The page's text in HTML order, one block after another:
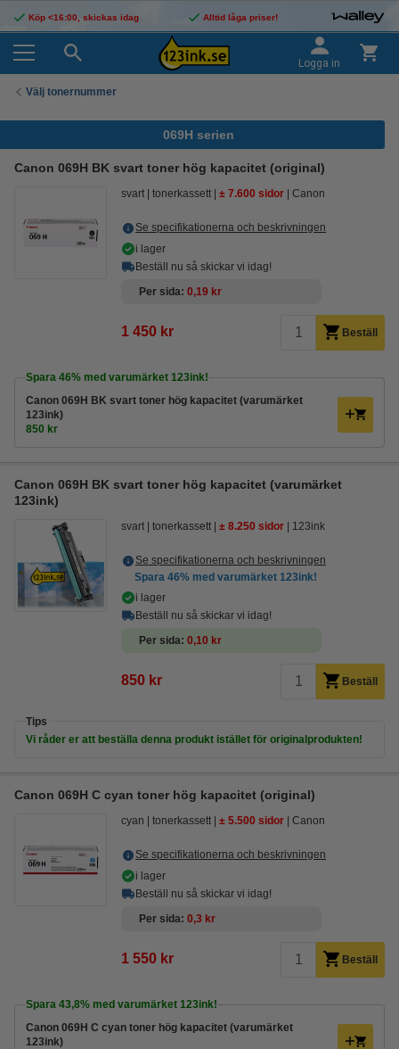
Köp <16:00, skickas idag Alltid låga priser!
Logga in
Välj tonernummer
069H serien
Canon 069H BK svart toner hög kapacitet (original)
svart tonerkassett ± 7.600 sidor Canon
Se specifikationerna och beskrivningen
i lager
Beställ nu så skickar vi idag!
Per sida 0,19 kr
1 450 kr Beställ
Spara 46% med varumärket 123ink!
Canon 069H BK svart toner hög kapacitet (varumärket
123ink)
850 kr
Canon 069H BK svart toner hög kapacitet (varumärket
123ink)
svart tonerkassett ± 8.250 sidor 123ink
Se specifikationerna och beskrivningen
Spara 46% med varumärket 123ink!
i lager
Beställ nu så skickar vi idag!
Per sida 0,10 kr
850 kr Beställ
Tips
Vi råder er att beställa denna produkt istället för originalprodukten!
Canon 069H C cyan toner hög kapacitet (original)
cyan tonerkassett ± 5.500 sidor Canon
Se specifikationerna och beskrivningen
i lager
Beställ nu så skickar vi idag!
Per sida 0,3 kr
1 550 kr Beställ
Spara 43,8% med varumärket 123ink!
Canon 069H C cyan toner hög kapacitet (varumärket
123ink)